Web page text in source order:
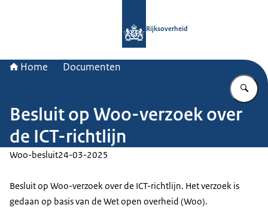
Rijksoverheid
Home Documenten
Besluit op Woo-verzoek over
de ICT-richtlijn
Woo-besluit24-03-2025
Besluit op Woo-verzoek over de ICT-richtlijn. Het verzoek is
gedaan op basis van de Wet open overheid (Woo).